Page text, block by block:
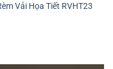
Vải Họa Tiết RVHT23